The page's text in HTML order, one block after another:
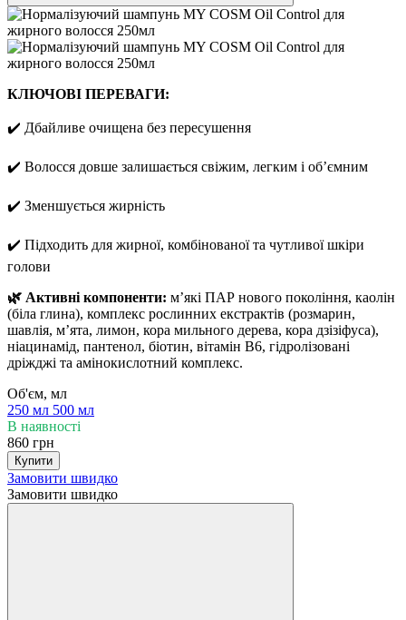
КЛЮЧОВІ ПЕРЕВАГИ:
✔️ Дбайливе очищена без пересушення
✔️ Волосся довше залишається свіжим, легким і обʼємним
✔️ Зменшується жирність
✔️ Підходить для жирної, комбінованої та чутливої шкіри
голови
🌿 Активні компоненти: м’які ПАР нового покоління, каолін
(біла глина), комплекс рослинних екстрактів (розмарин,
шавлія, м’ята, лимон, кора мильного дерева, кора дзізіфуса),
ніацинамід, пантенол, біотин, вітамін В6, гідролізовані
дріжджі та амінокислотний комплекс.
Об'єм, мл
250 мл 500 мл
В наявності
860 грн
Купити
Замовити швидко
Замовити швидко